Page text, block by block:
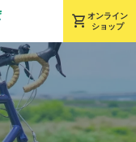
shopping_cart オンライン
ショップ